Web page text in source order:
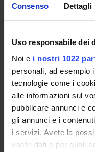
Consenso Dettagli
Uso responsabile dei
Noi e i nostri 1022
personali, ad esempio
tecnologie come i
alle informazioni sul
pubblicare annunci e
gli annunci e i
i servizi. Avete la
vostri dati e per quali
GOVERNANCE
COMMISSIONI
UFFICI E STRUTTURE
SERVIZI DI